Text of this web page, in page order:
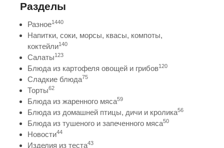
Разделы
Разное1440
Напитки, соки, морсы, квасы, компоты,
коктейли140
Салаты123
Блюда из картофеля овощей и грибов120
Сладкие блюда75
Торты62
Блюда из жаренного мяса59
Блюда из домашней птицы, дичи и кролика56
Блюда из тушеного и запеченного мяса50
Новости44
Изделия из теста43